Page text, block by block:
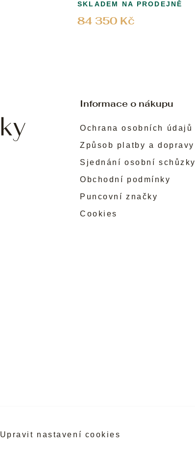
84 350 Kč
SKLADEM NA PRODEJNĚ
Informace o nákupu
Ochrana osobních údajů
Způsob platby a dopravy
Sjednání osobní schůzky
Obchodní podmínky
Puncovní značky
Cookies
Upravit nastavení cookies